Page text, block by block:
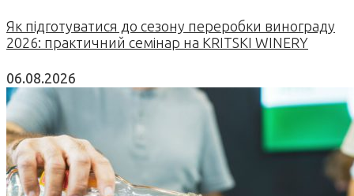
Як підготуватися до сезону переробки винограду
2026: практичний семінар на KRITSKI WINERY
06.08.2026